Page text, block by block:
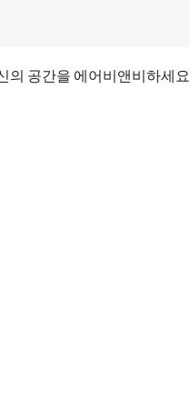
의 공간을 에어비앤비하세요